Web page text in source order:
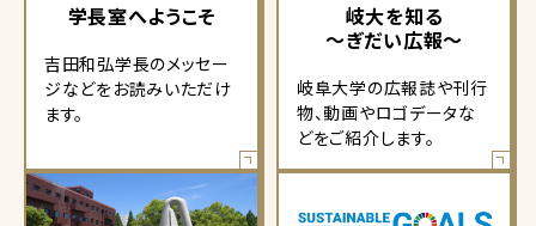
学長室へようこそ
吉田和弘学長のメッセー
ジなどをお読みいただけ
ます。
岐大を知る
～ぎだい広報～
岐阜大学の広報誌や刊行
物、動画やロゴデータな
どをご紹介します。